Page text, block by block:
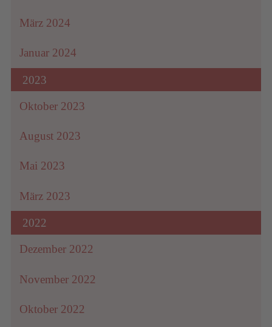
März 2024
Januar 2024
2023
Oktober 2023
August 2023
Mai 2023
März 2023
2022
Dezember 2022
November 2022
Oktober 2022